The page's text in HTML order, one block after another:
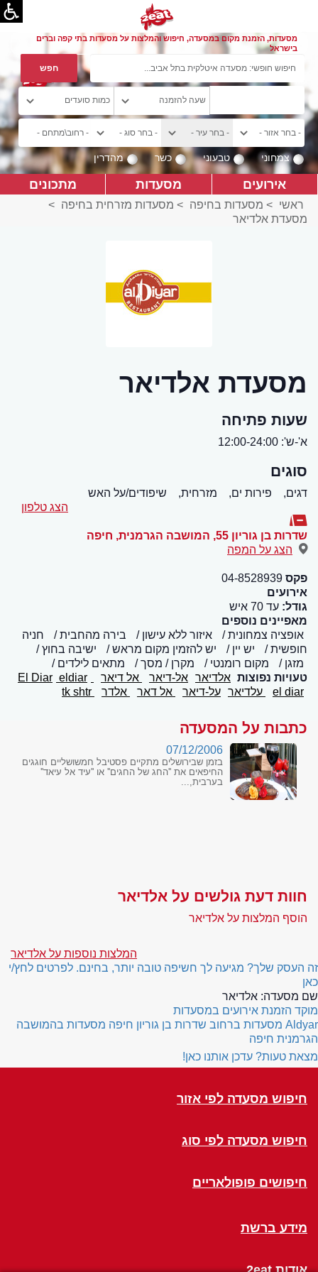
מסעדות, הזמנת מקום במסעדה, חיפוש והמלצות על מסעדות בתי קפה וברים
בישראל
צמחוני טבעוני כשר מהדרין
אירועים מסעדות מתכונים
ראשי > מסעדות בחיפה > מסעדות מזרחית בחיפה >
מסעדת אלדיאר
מסעדת אלדיאר
שעות פתיחה
א'-ש': 12:00-24:00
סוגים
דגים, פירות ים, מזרחית,
שיפודים/על האש
הצג טלפון
שדרות בן גוריון 55, המושבה הגרמנית , חיפה
הצג על המפה
פקס 04-8528939
אירועים
גודל: עד 70 איש
מאפיינים נוספים
אופציה צמחונית
איזור ללא עישון בירה מהחבית
חניה
חופשית
יש יין יש להזמין מקום מראש
ישיבה בחוץ
מזגן
מקום רומנטי מקרן / מסך
מתאים לילדים
טעויות נפוצות אלדיאר אל-דיאר אל דיאר
eldiar
el diar
עלדיאר על-דיאר אל דאר אלדר
כתבות על המסעדה
07/12/2006
בזמן שבירושלים מתקיים פסטיבל חמשושליים חוגגים
החיפאים את ''החג של החגים'' או ''עיד אל עיאד''
בערבית,...
חוות דעת גולשים על אלדיאר
הוסף המלצות על אלדיאר
המלצות נוספות על אלדיאר
זה העסק שלך? מגיעה לך חשיפה טובה יותר, בחינם. לפרטים לחץ/י
כאן
שם מסעדה: אלדיאר
מוקד הזמנת אירועים במסעדות
Aldyar מסעדות ברחוב שדרות בן גוריון חיפה מסעדות בהמושבה
הגרמנית חיפה
מצאת טעות? עדכן אותנו כאן!
חיפוש מסעדה לפי אזור
חיפוש מסעדה לפי סוג
חיפושים פופולאריים
מידע ברשת